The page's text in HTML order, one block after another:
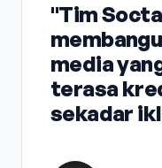
"Tim
media
terasa
sekadar